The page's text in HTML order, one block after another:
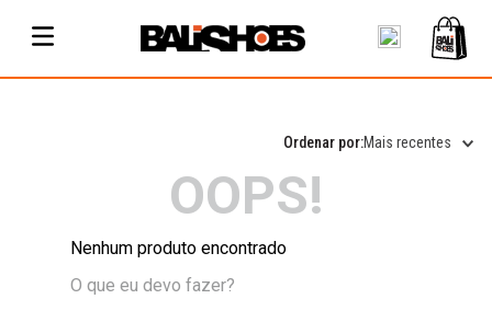
Mais recentes
OOPS!
Nenhum produto encontrado
O que eu devo fazer?